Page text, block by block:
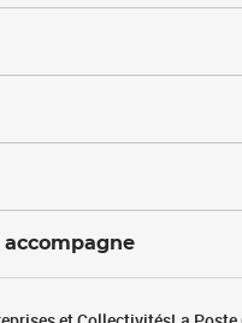
accompagne